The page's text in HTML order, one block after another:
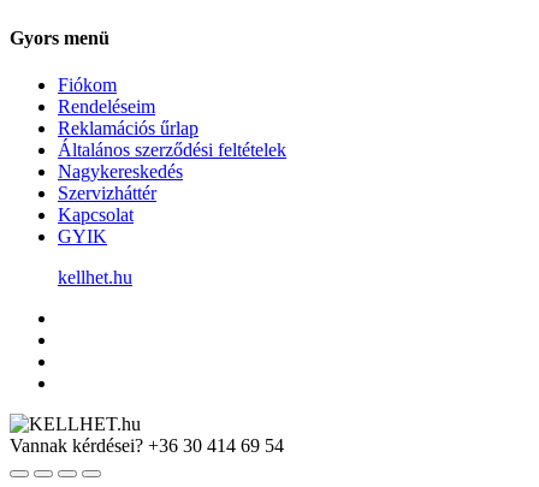
Gyors menü
Fiókom
Rendeléseim
Reklamációs űrlap
Általános szerződési feltételek
Nagykereskedés
Szervizháttér
Kapcsolat
GYIK
kellhet.hu
Vannak kérdései? +36 30 414 69 54